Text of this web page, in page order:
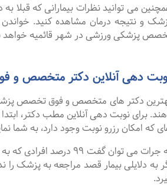
می توانید نظرات بیمارانی که
و نتیجه درمان مشاهده کنید.
پزشکی ورزشی در شهر قائمیه خواهد
دهی آنلاین دکتر متخصص و
دکتر های متخصص و فوق تخصص پزشکی
برای نوبت دهی آنلاین مطب دکتر،
که امکان رزرو نوبت وجود دارد، به شما
به جرات می‌ توان
به دلایلی بیمار قصد مراجعه به پزشک را